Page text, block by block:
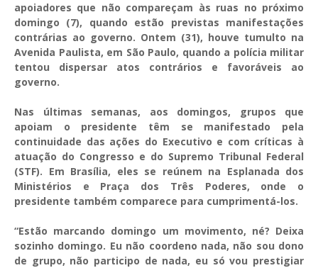
apoiadores que não compareçam às ruas no próximo
domingo (7), quando estão previstas manifestações
contrárias ao governo. Ontem (31), houve tumulto na
Avenida Paulista, em São Paulo, quando a polícia militar
tentou dispersar atos contrários e favoráveis ao
governo.
Nas últimas semanas, aos domingos, grupos que
apoiam o presidente têm se manifestado pela
continuidade das ações do Executivo e com críticas à
atuação do Congresso e do Supremo Tribunal Federal
(STF). Em Brasília, eles se reúnem na Esplanada dos
Ministérios e Praça dos Três Poderes, onde o
presidente também comparece para cumprimentá-los.
“Estão marcando domingo um movimento, né? Deixa
sozinho domingo. Eu não coordeno nada, não sou dono
de grupo, não participo de nada, eu só vou prestigiar